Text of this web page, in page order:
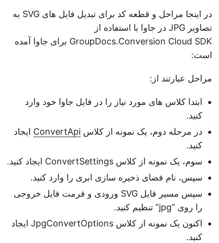
در اینجا مراحل و قطعه کد برای تبدیل فایل های SVG به
تصاویر JPG در جاوا با استفاده از
GroupDocs.Conversion Cloud SDK برای جاوا آمده
است:
مراحل عبارتند از:
ابتدا کلاس های مورد نیاز را در فایل جاوا خود وارد
کنید.
در مرحله دوم، یک نمونه از کلاس ConvertApiایجاد
کنید.
سوم، یک نمونه از کلاس ConvertSettings ایجاد کنید.
سپس، نام فضای ذخیره سازی ابری را وارد کنید.
سپس مسیر فایل SVG ورودی و فرمت فایل خروجی
را روی “jpg” تنظیم کنید.
اکنون یک نمونه از کلاس JpgConvertOptions ایجاد
کنید.